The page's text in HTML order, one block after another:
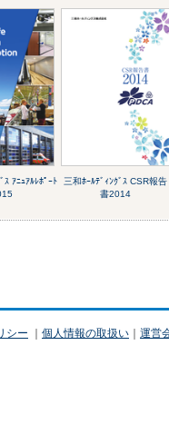
ｽ ｱﾆｭｱﾙﾚﾎﾟｰﾄ
三和ﾎｰﾙﾃﾞｨﾝｸﾞｽ CSR報告
書2014
シー ｜ 個人情報の取扱い ｜ 運営